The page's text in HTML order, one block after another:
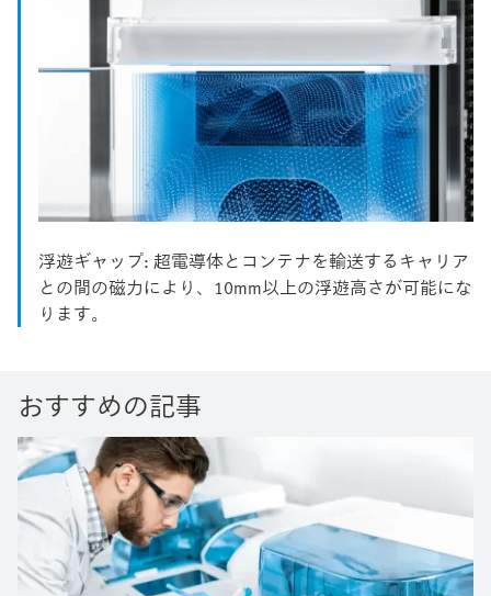
浮遊ギャップ: 超電導体とコンテナを輸送するキャリア
との間の磁力により、10mm以上の浮遊高さが可能にな
ります。
おすすめの記事